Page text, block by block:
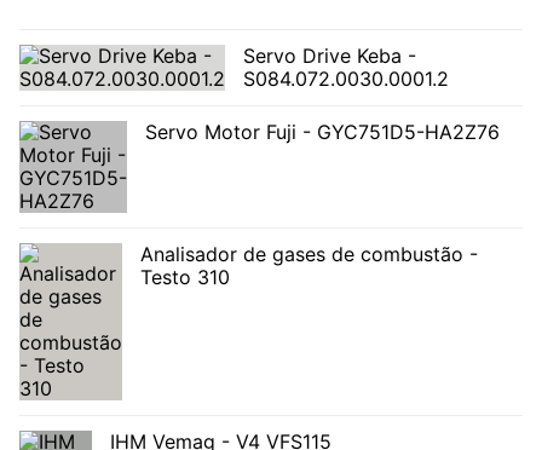
Servo Drive Keba -
S084.072.0030.0001.2
Servo Motor Fuji - GYC751D5-HA2Z76
Analisador de gases de combustão -
Testo 310
IHM Vemag - V4 VFS115